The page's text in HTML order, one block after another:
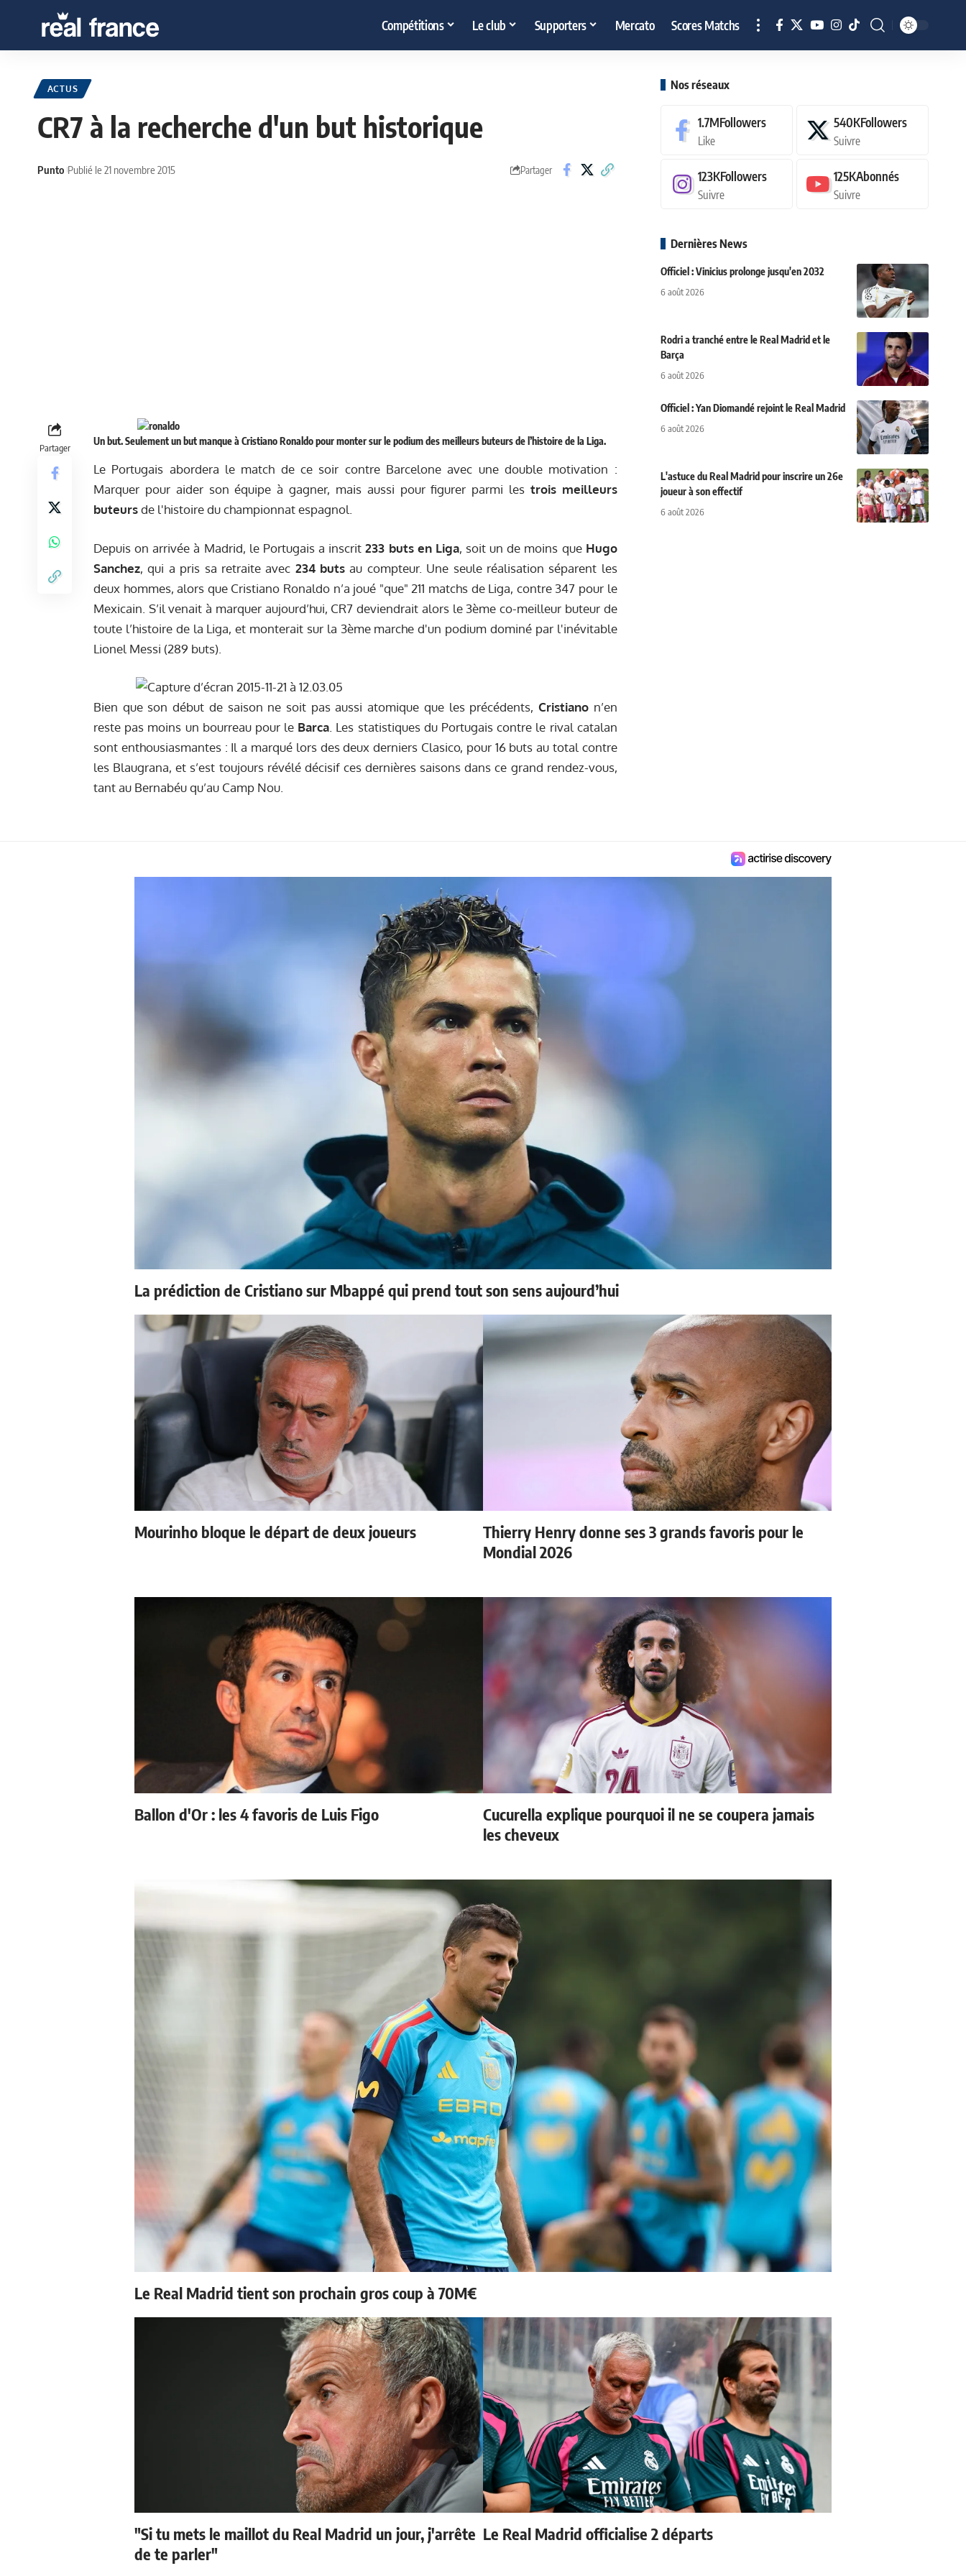
Compétitions Le club Supporters Mercato Scores Matchs
ACTUS
CR7 à la recherche d'un but historique
Punto Publié le 21 novembre 2015 Partager
Partager
Un but. Seulement un but manque à Cristiano Ronaldo pour monter sur le podium des meilleurs buteurs de l’histoire de la Liga.
Le Portugais abordera le match de ce soir contre Barcelone avec une double motivation :
Marquer pour aider son équipe à gagner, mais aussi pour figurer parmi les trois meilleurs
buteursde l'histoire du championnat espagnol.
Depuis on arrivée à Madrid, le Portugais a inscrit233 buts en Liga, soit un de moins que Hugo
Sanchez, qui a pris sa retraite avec 234 buts au compteur. Une seule réalisation séparent les
deux hommes, alors que Cristiano Ronaldo n’a joué "que" 211 matchs de Liga, contre 347 pour le
Mexicain. S’il venait à marquer aujourd’hui, CR7 deviendrait alors le 3ème co-meilleur buteur de
toute l’histoire de la Liga, et monterait sur la 3ème marche d'un podium dominé par l'inévitable
Lionel Messi (289 buts).
Bien que son début de saison ne soit pas aussi atomique que les précédents, Cristiano n’en
reste pas moins un bourreau pour le Barca. Les statistiques du Portugais contre le rival catalan
sont enthousiasmantes : Il a marqué lors des deux derniers Clasico, pour 16 buts au total contre
les Blaugrana, et s’est toujours révélé décisif ces dernières saisons dans ce grand rendez-vous,
tant au Bernabéu qu’au Camp Nou.
Nos réseaux
1.7MFollowers
Like
540KFollowers
Suivre
123KFollowers
Suivre
125KAbonnés
Suivre
Dernières News
Officiel : Vinicius prolonge jusqu'en 2032
6 août 2026
Rodri a tranché entre le Real Madrid et le
Barça
6 août 2026
Officiel : Yan Diomandé rejoint le Real Madrid
6 août 2026
L'astuce du Real Madrid pour inscrire un 26e
joueur à son effectif
6 août 2026
La prédiction de Cristiano sur Mbappé qui prend tout son sens aujourd’hui
Mourinho bloque le départ de deux joueurs
Thierry Henry donne ses 3 grands favoris pour le
Mondial 2026
Ballon d'Or : les 4 favoris de Luis Figo
Cucurella explique pourquoi il ne se coupera jamais
les cheveux
Le Real Madrid tient son prochain gros coup à 70M€
"Si tu mets le maillot du Real Madrid un jour, j'arrête
de te parler"
Le Real Madrid officialise 2 départs